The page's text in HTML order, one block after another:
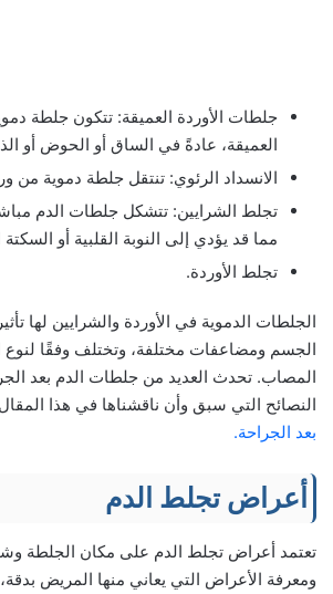
جلطات الأوردة العميقة: تتكون جلطة
العميقة، عادةً في الساق أو الحوض أو
الانسداد الرئوي: تنتقل جلطة دموية من
تجلط الشرايين: تتشكل جلطات الدم
مما قد يؤدي إلى النوبة القلبية أو السكتة
تجلط الأوردة.
الجلطات الدموية في الأوردة والشرايين لها
الجسم ومضاعفات مختلفة، وتختلف وفقًا لنوع
المصاب. تحدث العديد من جلطات الدم بعد
النصائح التي سبق وأن ناقشناها في هذا
بعد الجراحة.
أعراض تجلط الدم
تعتمد أعراض تجلط الدم على مكان الجلطة
ومعرفة الأعراض التي يعاني منها المريض